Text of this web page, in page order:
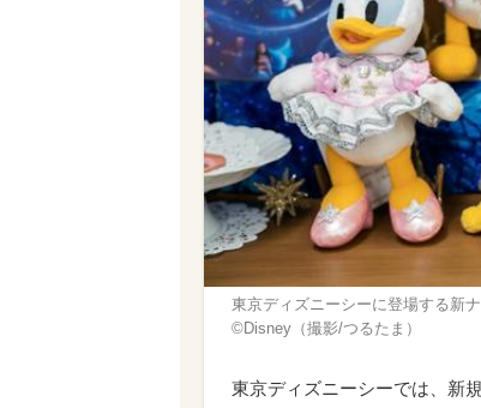
東京ディズニーシーに登場する新
©Disney（撮影/つるたま）
東京ディズニーシーでは、新